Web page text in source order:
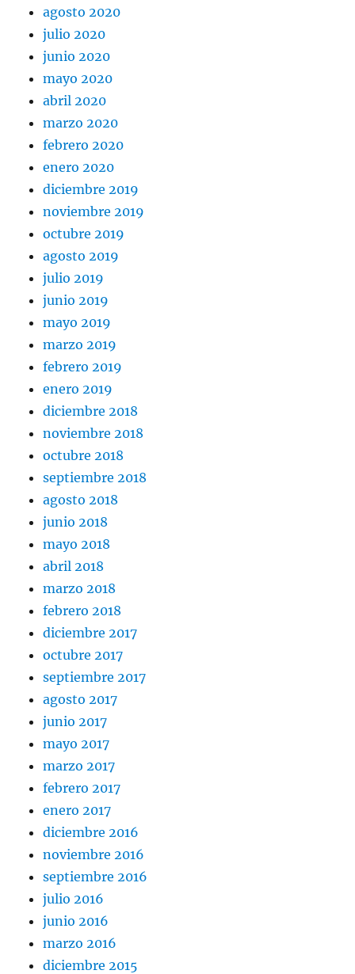
agosto 2020
julio 2020
junio 2020
mayo 2020
abril 2020
marzo 2020
febrero 2020
enero 2020
diciembre 2019
noviembre 2019
octubre 2019
agosto 2019
julio 2019
junio 2019
mayo 2019
marzo 2019
febrero 2019
enero 2019
diciembre 2018
noviembre 2018
octubre 2018
septiembre 2018
agosto 2018
junio 2018
mayo 2018
abril 2018
marzo 2018
febrero 2018
diciembre 2017
octubre 2017
septiembre 2017
agosto 2017
junio 2017
mayo 2017
marzo 2017
febrero 2017
enero 2017
diciembre 2016
noviembre 2016
septiembre 2016
julio 2016
junio 2016
marzo 2016
diciembre 2015